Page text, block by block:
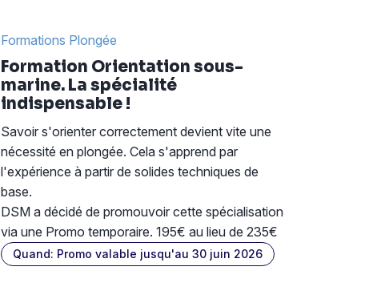
Formations Plongée
Formation Orientation sous-
marine. La spécialité
indispensable !
Savoir s'orienter correctement devient vite une
nécessité en plongée. Cela s'apprend par
l'expérience à partir de solides techniques de
base.
DSM a décidé de promouvoir cette spécialisation
via une Promo temporaire. 195€ au lieu de 235€
Quand: Promo valable jusqu'au 30 juin 2026